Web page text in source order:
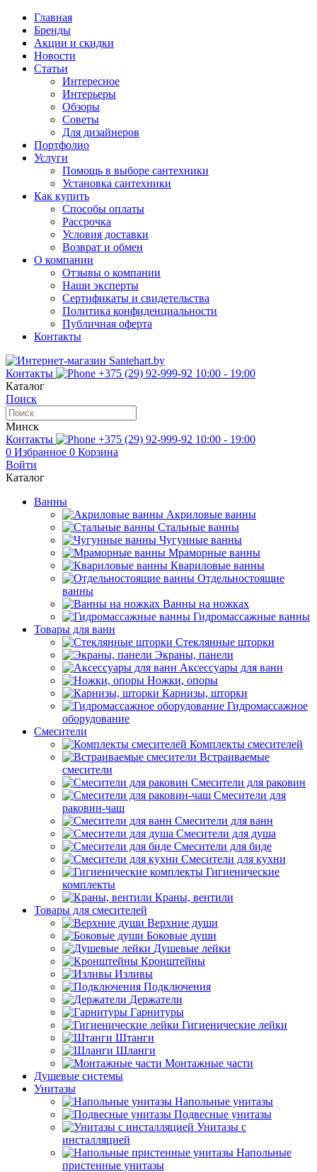
Главная
Бренды
Акции и скидки
Новости
Статьи
Интересное
Интерьеры
Обзоры
Советы
Для дизайнеров
Портфолио
Услуги
Помощь в выборе сантехники
Установка сантехники
Как купить
Способы оплаты
Рассрочка
Условия доставки
Возврат и обмен
О компании
Отзывы о компании
Наши эксперты
Сертификаты и свидетельства
Политика конфиденциальности
Публичная оферта
Контакты
Контакты +375 (29) 92-999-92 10:00 - 19:00
Каталог
Поиск
Минск
Контакты
+375 (29) 92-999-92 10:00 - 19:00
0 Избранное 0 Корзина
Войти
Каталог
Ванны
Акриловые ванны
Стальные ванны
Чугунные ванны
Мраморные ванны
Квариловые ванны
Отдельностоящие
ванны
Ванны на ножках
Гидромассажные ванны
Товары для ванн
Стеклянные шторки
Экраны, панели
Аксессуары для ванн
Ножки, опоры
Карнизы, шторки
Гидромассажное
оборудование
Смесители
Комплекты смесителей
Встраиваемые
смесители
Смесители для раковин
Смесители для
раковин-чаш
Смесители для ванн
Смесители для душа
Смесители для биде
Смесители для кухни
Гигиенические
комплекты
Краны, вентили
Товары для смесителей
Верхние души
Боковые души
Душевые лейки
Кронштейны
Изливы
Подключения
Держатели
Гарнитуры
Гигиенические лейки
Штанги
Шланги
Монтажные части
Душевые системы
Унитазы
Напольные унитазы
Подвесные унитазы
Унитазы с
инсталляцией
Напольные
пристенные унитазы